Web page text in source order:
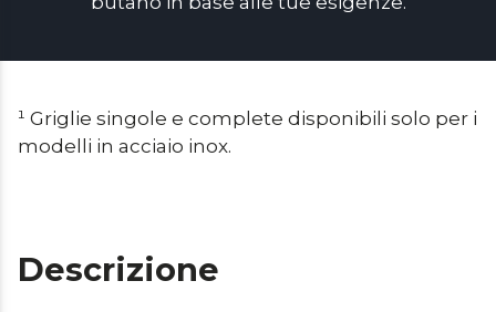
¹ Griglie singole e complete disponibili solo per i
modelli in acciaio inox.
Descrizione